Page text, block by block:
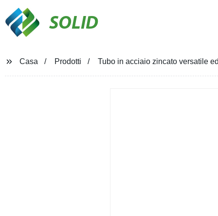
SOLID
Casa Prodotti Tubo in acciaio zincato versatile